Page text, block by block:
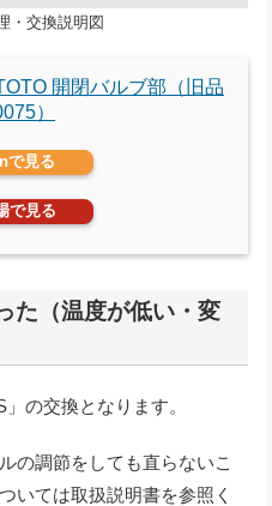
・交換説明図
開閉バルブ部（旧品
）
で見る
で見る
た（温度が低い・変
の交換となります。
の調節をしても直らないこ
いては取扱説明書を参照く